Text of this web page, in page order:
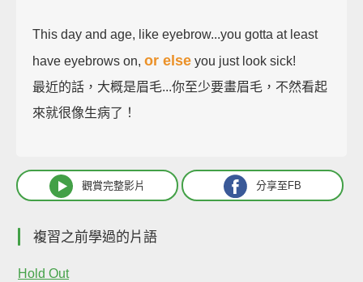
This day and age, like eyebrow...you gotta at least
have eyebrows on, or else you just look sick!
最近的話，大概是眉毛...你至少要畫眉毛，不然看起
來就很像生病了！
觀賞完整影片 分享至FB
複習之前學過的片語
Hold Out